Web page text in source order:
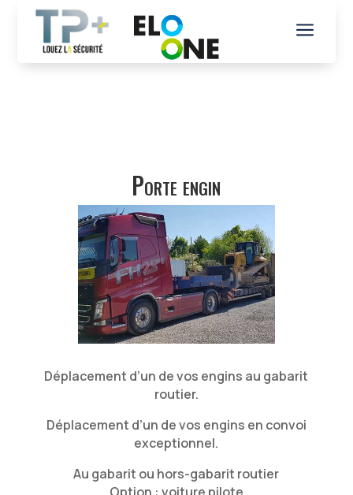
a
Porte engin
Déplacement d’un de vos engins au gabarit
routier.
Déplacement d’un de vos engins en convoi
exceptionnel.
Au gabarit ou hors-gabarit routier
Option : voiture pilote